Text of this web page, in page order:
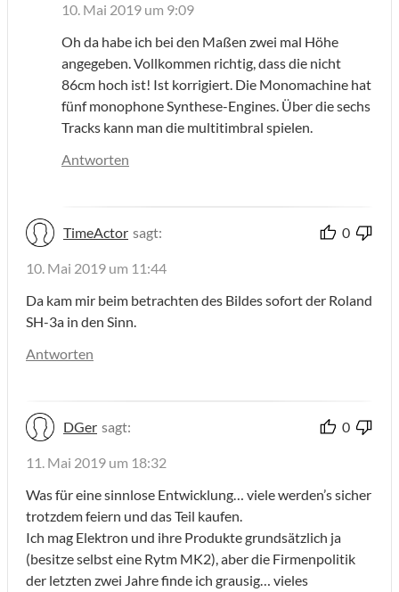
10. Mai 2019 um 9:09
Oh da habe ich bei den Maßen zwei mal Höhe
angegeben. Vollkommen richtig, dass die nicht
86cm hoch ist! Ist korrigiert. Die Monomachine hat
fünf monophone Synthese-Engines. Über die sechs
Tracks kann man die multitimbral spielen.
Antworten
TimeActor sagt: 0
10. Mai 2019 um 11:44
Da kam mir beim betrachten des Bildes sofort der Roland
SH-3a in den Sinn.
Antworten
DGer sagt: 0
11. Mai 2019 um 18:32
Was für eine sinnlose Entwicklung… viele werden’s sicher
trotzdem feiern und das Teil kaufen.
Ich mag Elektron und ihre Produkte grundsätzlich ja
(besitze selbst eine Rytm MK2), aber die Firmenpolitik
der letzten zwei Jahre finde ich grausig… vieles